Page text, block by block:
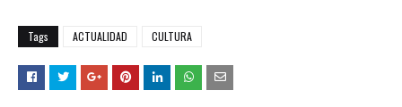
Tags ACTUALIDAD CULTURA